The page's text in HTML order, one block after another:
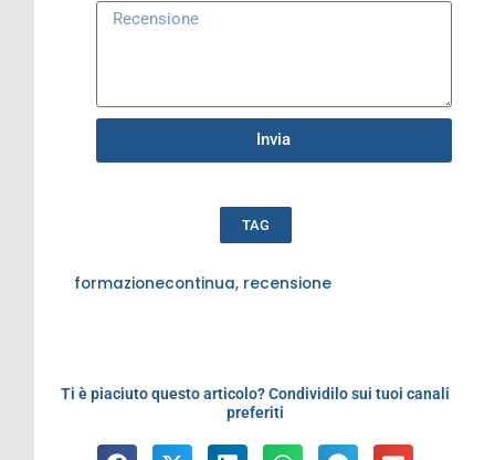
Invia
TAG
formazionecontinua, recensione
Ti è piaciuto questo articolo? Condividilo sui tuoi canali
preferiti